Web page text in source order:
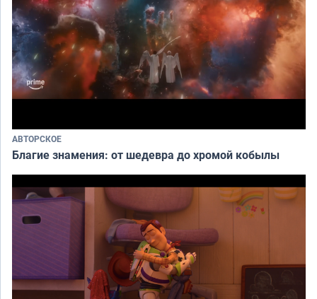
АВТОРСКОЕ
Благие знамения: от шедевра до хромой кобылы